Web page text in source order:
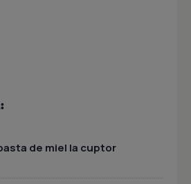
de miel la cuptor